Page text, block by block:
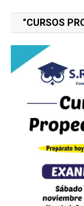
"CURSOS